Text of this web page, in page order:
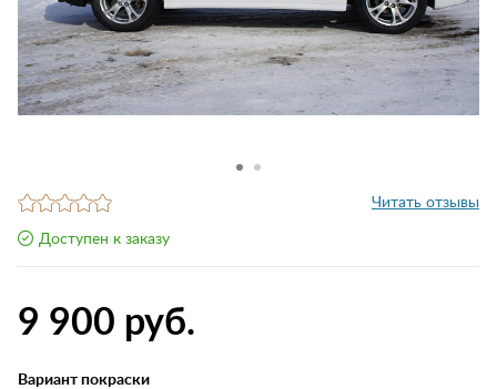
Читать отзывы
Доступен к заказу
9 900 руб.
Вариант покраски